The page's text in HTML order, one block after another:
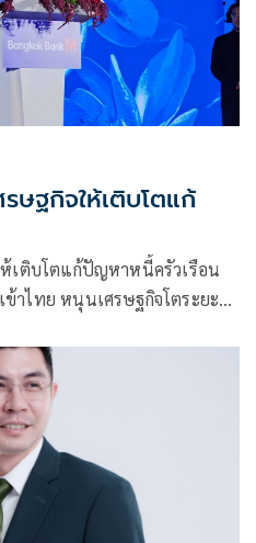
ษฐกิจให้เติบโตแก้
ห้เติบโตแก้ปัญหาหนี้ครัวเรือน
าไทย หนุนเศรษฐกิจโตระยะ